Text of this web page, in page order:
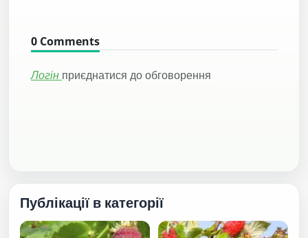
0 Comments
Логін приєднатися до обговорення
Публікації в категорії